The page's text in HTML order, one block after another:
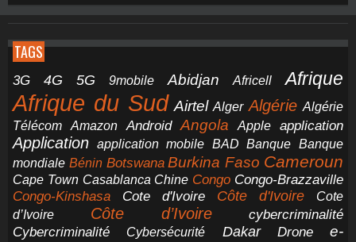
TAGS
3G 4G 5G 9mobile Abidjan Africell Afrique
Afrique du Sud Airtel Alger Algérie Algérie
Télécom
Amazon Android Angola Apple application
Application application mobile BAD Banque Banque
mondiale Bénin Botswana Burkina Faso Cameroun
Cape Town Casablanca Chine Congo Congo-Brazzaville
Congo-Kinshasa Cote d'Ivoire Côte d'Ivoire
Cote
d’Ivoire
Côte d’Ivoire
cybercriminalité
Cybercriminalité
Cybersécurité Dakar Drone
e-